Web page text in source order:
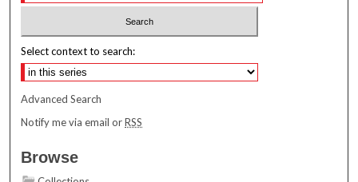
Select context to search:
Advanced Search
Notify me via email orRSS
Browse